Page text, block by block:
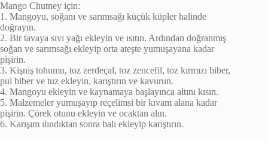
Mango Chutney için:
1. Mangoyu, soğanı ve sarımsağı küçük küpler halinde
doğrayın.
2. Bir tavaya sıvı yağı ekleyin ve ısıtın. Ardından doğranmış
soğan ve sarımsağı ekleyip orta ateşte yumuşayana kadar
pişirin.
3. Kişniş tohumu, toz zerdeçal, toz zencefil, toz kırmızı biber,
pul biber ve tuz ekleyin, karıştırın ve kavurun.
4. Mangoyu ekleyin ve kaynamaya başlayınca altını kısın.
5. Malzemeler yumuşayıp reçelimsi bir kıvam alana kadar
pişirin. Çörek otunu ekleyin ve ocaktan alın.
6. Karışım ılındıktan sonra balı ekleyip karıştırın.